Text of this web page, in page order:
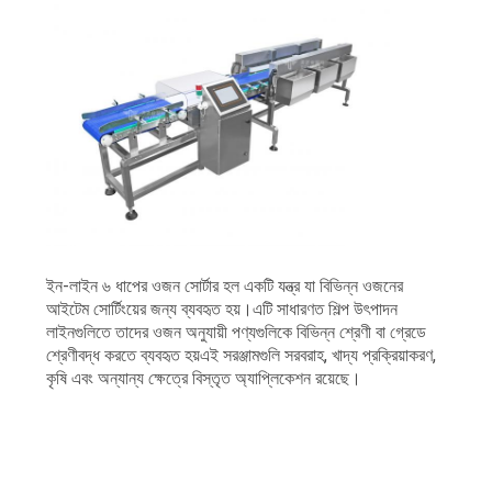
ইন-লাইন ৬ ধাপের ওজন সোর্টার হল একটি যন্ত্র যা বিভিন্ন ওজনের
আইটেম সোর্টিংয়ের জন্য ব্যবহৃত হয়।এটি সাধারণত শিল্প উৎপাদন
লাইনগুলিতে তাদের ওজন অনুযায়ী পণ্যগুলিকে বিভিন্ন শ্রেণী বা গ্রেডে
শ্রেণীবদ্ধ করতে ব্যবহৃত হয়এই সরঞ্জামগুলি সরবরাহ, খাদ্য প্রক্রিয়াকরণ,
কৃষি এবং অন্যান্য ক্ষেত্রে বিস্তৃত অ্যাপ্লিকেশন রয়েছে।